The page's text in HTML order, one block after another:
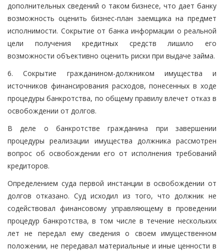
дополнительных сведений о таком бизнесе, что дает банку
возможность оценить бизнес-план заемщика на предмет
исполнимости. Сокрытие от банка информации о реальной
цели получения кредитных средств лишило его
возможности объективно оценить риски при выдаче займа.
6. Сокрытие гражданином-должником имущества и
источников финансирования расходов, понесенных в ходе
процедуры банкротства, по общему правилу влечет отказ в
освобождении от долгов.
В деле о банкротстве гражданина при завершении
процедуры реализации имущества должника рассмотрен
вопрос об освобождении его от исполнения требований
кредиторов.
Определением суда первой инстанции в освобождении от
долгов отказано. Суд исходил из того, что должник не
содействовал финансовому управляющему в проведении
процедур банкротства, в том числе в течение нескольких
лет не передал ему сведения о своем имущественном
положении, не передавал материальные и иные ценности в